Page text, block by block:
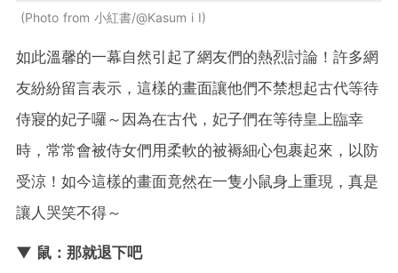
Photo from 小紅書/@Kasum i I
如此溫馨的一幕自然引起了網友們的熱烈討論！許多網
友紛紛留言表示，這樣的畫面讓他們不禁想起古代等待
侍寢的妃子囉～因為在古代，妃子們在等待皇上臨幸
時，常常會被侍女們用柔軟的被褥細心包裹起來，以防
受涼！如今這樣的畫面竟然在一隻小鼠身上重現，真是
讓人哭笑不得～
▼ 鼠：那就退下吧